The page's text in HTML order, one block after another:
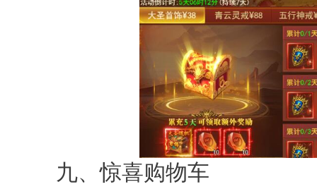
九、惊喜购物车